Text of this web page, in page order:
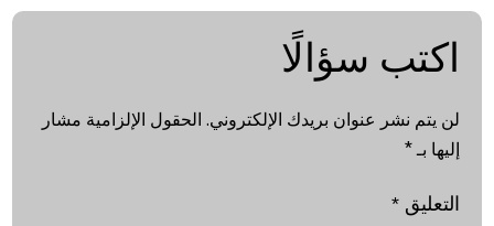
اكتب سؤالًا
لن يتم نشر عنوان بريدك الإلكتروني. الحقول الإلزامية مشار
إليها بـ*
التعليق*